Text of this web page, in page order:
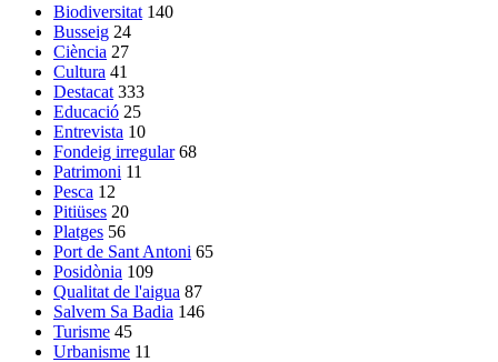
Biodiversitat 140
Busseig 24
Ciència 27
Cultura 41
Destacat 333
Educació 25
Entrevista 10
Fondeig irregular 68
Patrimoni 11
Pesca 12
Pitiüses 20
Platges 56
Port de Sant Antoni 65
Posidònia 109
Qualitat de l'aigua 87
Salvem Sa Badia 146
Turisme 45
Urbanisme 11